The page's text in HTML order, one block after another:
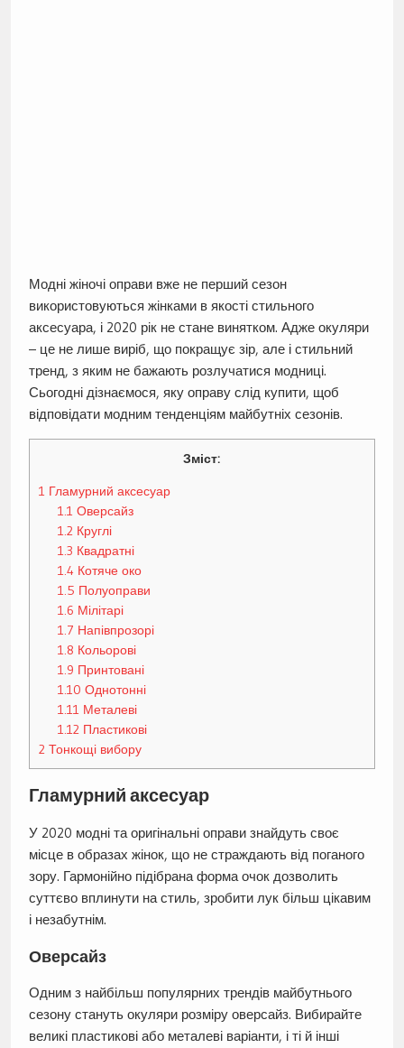
Модні жіночі оправи вже не перший сезон
використовуються жінками в якості стильного
аксесуара, і 2020 рік не стане винятком. Адже окуляри
– це не лише виріб, що покращує зір, але і стильний
тренд, з яким не бажають розлучатися модниці.
Сьогодні дізнаємося, яку оправу слід купити, щоб
відповідати модним тенденціям майбутніх сезонів.
Зміст:
1 Гламурний аксесуар
1.1 Оверсайз
1.2 Круглі
1.3 Квадратні
1.4 Котяче око
1.5 Полуоправи
1.6 Мілітарі
1.7 Напівпрозорі
1.8 Кольорові
1.9 Принтовані
1.10 Однотонні
1.11 Металеві
1.12 Пластикові
2Тонкощі вибору
Гламурний аксесуар
У 2020 модні та оригінальні оправи знайдуть своє
місце в образах жінок, що не страждають від поганого
зору. Гармонійно підібрана форма очок дозволить
суттєво вплинути на стиль, зробити лук більш цікавим
і незабутнім.
Оверсайз
Одним з найбільш популярних трендів майбутнього
сезону стануть окуляри розміру оверсайз. Вибирайте
великі пластикові або металеві варіанти, і ті й інші